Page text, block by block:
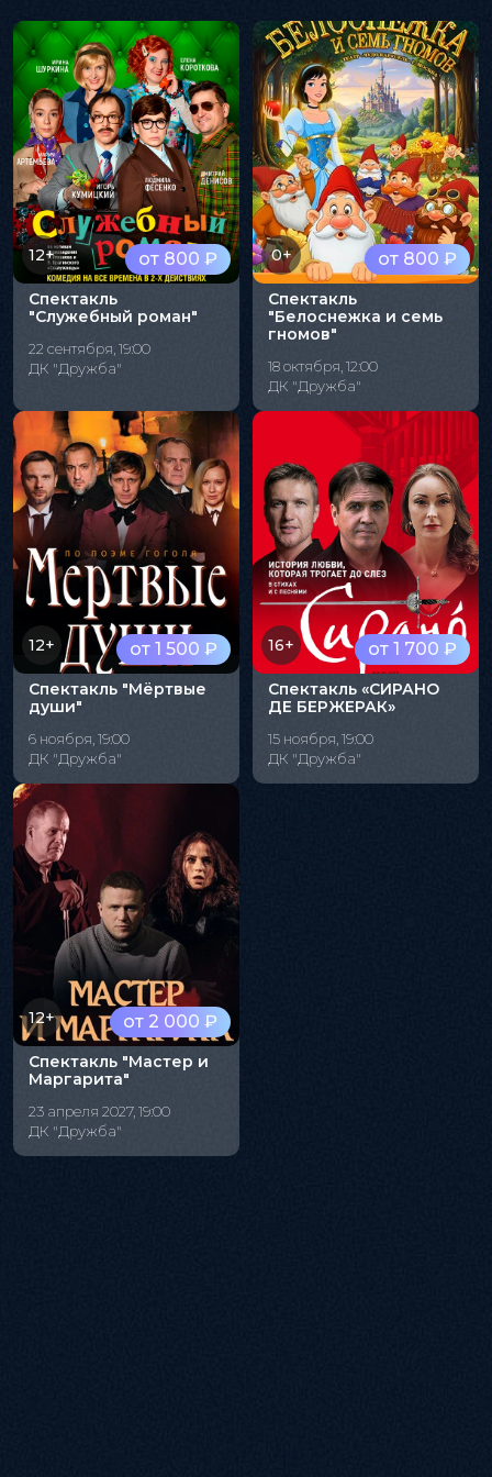
от 800 ₽
12+
Спектакль
"Служебный роман"
22 сентября, 19:00
ДК "Дружба"
от 800 ₽
0+
Спектакль
"Белоснежка и семь
гномов"
18 октября, 12:00
ДК "Дружба"
от 1 500 ₽
12+
Спектакль "Мёртвые
души"
6 ноября, 19:00
ДК "Дружба"
от 1 700 ₽
16+
Спектакль «СИРАНО
ДЕ БЕРЖЕРАК»
15 ноября, 19:00
ДК "Дружба"
от 2 000 ₽
12+
Спектакль "Мастер и
Маргарита"
23 апреля 2027, 19:00
ДК "Дружба"